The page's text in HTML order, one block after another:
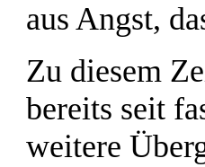
aus Angst,
Zu diesem
bereits seit
weitere